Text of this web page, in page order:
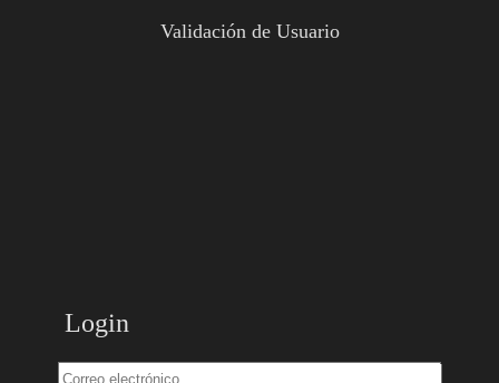
Validación de Usuario
Login